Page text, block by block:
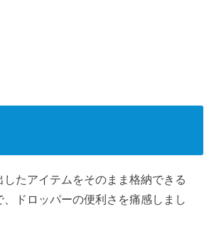
したアイテムをそのまま格納できる
、ドロッパーの便利さを痛感しまし